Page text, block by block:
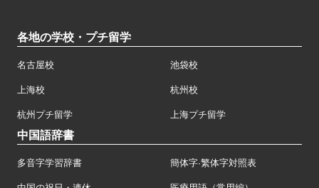
各地の学校・プチ留学
名古屋校 池袋校
上海校 杭州校
杭州プチ留学 上海プチ留学
中国語辞書
多音字学習辞書 簡体字·繁体字対照表